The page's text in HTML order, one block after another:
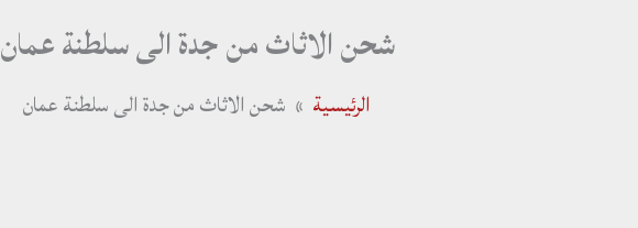
شحن الاثاث من جدة الى سلطنة عمان
الرئيسية شحن الاثاث من جدة الى سلطنة عمان